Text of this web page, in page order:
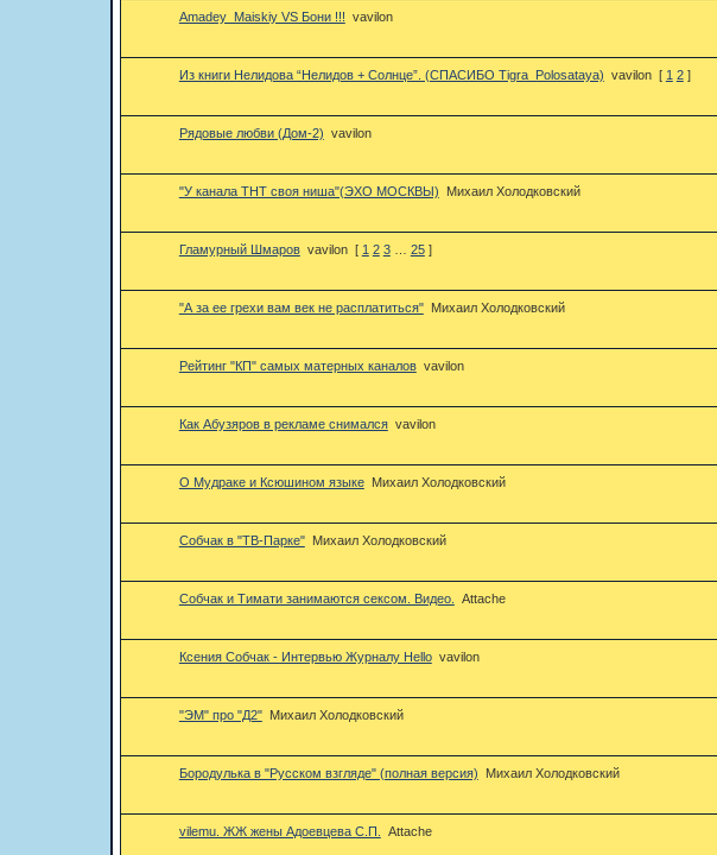
Amadey_Maiskiy VS Бони !!! vavilon
Из книги Нелидова “Нелидов + Солнце”. (СПАСИБО Tigra_Polosataya) vavilon [ 1 2 ]
Рядовые любви (Дом-2) vavilon
"У канала ТНТ своя ниша"(ЭХО МОСКВЫ)
Михаил Холодковский
Гламурный Шмаров vavilon [ 1 2 3 25 ]
"А за ее грехи вам век не расплатиться"
Михаил Холодковский
Рейтинг "КП" самых матерных каналов vavilon
Как Абузяров в рекламе снимался vavilon
О Мудраке и Ксюшином языке
Михаил Холодковский
Собчак в "ТВ-Парке"
Михаил Холодковский
Cобчак и Тимати занимаются сексом. Видео.
Attache
Ксения Собчак - Интервью Журналу Hello vavilon
"ЭМ" про "Д2"
Михаил Холодковский
Бородулька в "Русском взгляде" (полная версия)
Михаил Холодковский
vilemu. ЖЖ жены Адоевцева С.П.
Attache